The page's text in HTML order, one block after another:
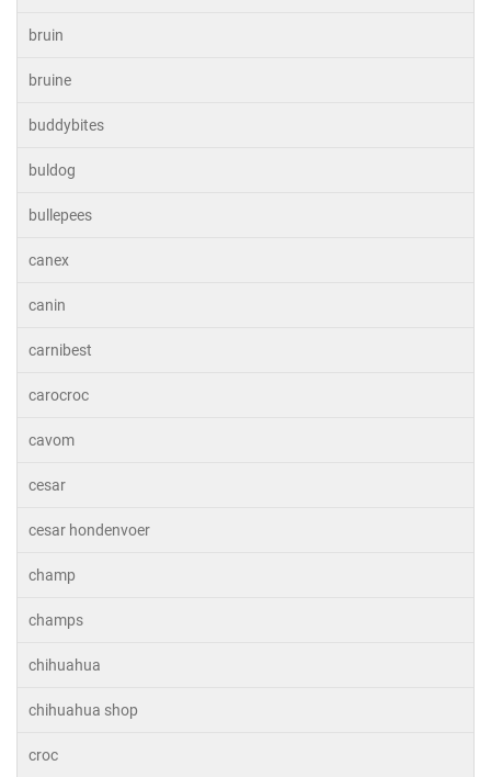
bruin
bruine
buddybites
buldog
bullepees
canex
canin
carnibest
carocroc
cavom
cesar
cesar hondenvoer
champ
champs
chihuahua
chihuahua shop
croc